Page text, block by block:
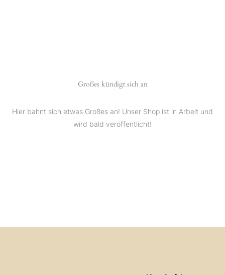
Großes kündigt sich an
Hier bahnt sich etwas Großes an! Unser Shop ist in Arbeit und
wird bald veröffentlicht!